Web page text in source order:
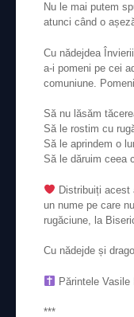
Nu le mai putem
atunci când o
Cu nădejdea
a-i pomeni pe cei
comuniune.
Să nu lăsăm
Să le rostim cu
Să le aprindem o
Să le dăruim ceea
Distribuiți acest
un nume pe care
rugăciune, la
Cu nădejde și
Părintele Vasile
***